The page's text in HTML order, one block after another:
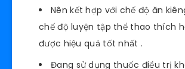
Nên kết hợp với chế độ ăn
chế độ luyện tập thể thao thích
được hiệu quả tốt nhất .
Đang sử dụng thuốc điều trị